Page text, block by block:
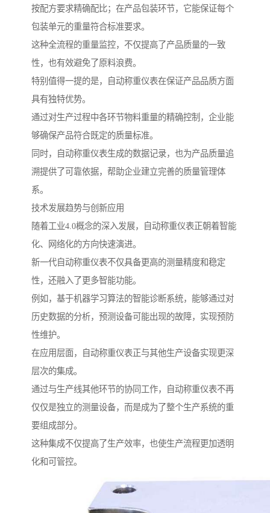
按配方要求精确配比；在产品包装环节，它能保证每个
包装单元的重量符合标准要求。
这种全流程的重量监控，不仅提高了产品质量的一致
性，也有效避免了原料浪费。
特别值得一提的是，自动称重仪表在保证产品品质方面
具有独特优势。
通过对生产过程中各环节物料重量的精确控制，企业能
够确保产品符合既定的质量标准。
同时，自动称重仪表生成的数据记录，也为产品质量追
溯提供了可靠依据，帮助企业建立完善的质量管理体
系。
技术发展趋势与创新应用
随着工业4.0概念的深入发展，自动称重仪表正朝着智能
化、网络化的方向快速演进。
新一代自动称重仪表不仅具备更高的测量精度和稳定
性，还融入了更多智能功能。
例如，基于机器学习算法的智能诊断系统，能够通过对
历史数据的分析，预测设备可能出现的故障，实现预防
性维护。
在应用层面，自动称重仪表正与其他生产设备实现更深
层次的集成。
通过与生产线其他环节的协同工作，自动称重仪表不再
仅仅是独立的测量设备，而是成为了整个生产系统的重
要组成部分。
这种集成不仅提高了生产效率，也使生产流程更加透明
化和可管控。